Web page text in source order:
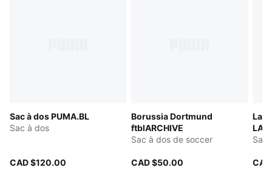
Sac à dos PUMA.BL
Sac à dos
CAD $120.00
Borussia Dortmund
ftblARCHIVE
Sac à dos de soccer
CAD $50.00
Sac